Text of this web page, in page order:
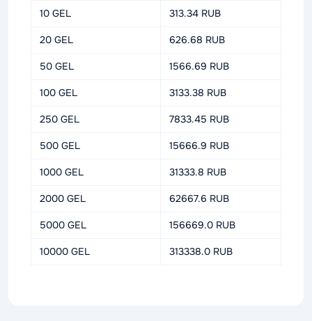
10 GEL 313.34 RUB
20 GEL 626.68 RUB
50 GEL 1566.69 RUB
100 GEL 3133.38 RUB
250 GEL 7833.45 RUB
500 GEL 15666.9 RUB
1000 GEL 31333.8 RUB
2000 GEL 62667.6 RUB
5000 GEL 156669.0 RUB
10000 GEL 313338.0 RUB